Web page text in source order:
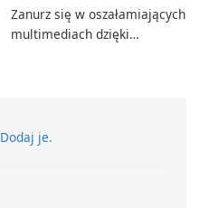
Zanurz się w oszałamiających
multimediach dzięki
Dodaj je.